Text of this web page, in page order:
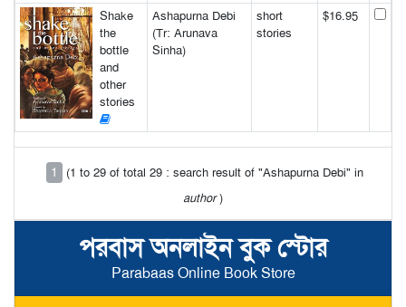
পরবাস অনলাইন বুক স্টোর
Parabaas Online Book Store
Shake
the
bottle
and
other
stories
Ashapurna Debi
(Tr: Arunava
Sinha)
short
stories
$16.95
1
(1 to 29 of total 29 : search result of "Ashapurna Debi" in
author)